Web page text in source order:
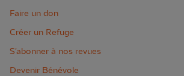
Faire un don
Créer un Refuge
S'abonner à nos revues
Devenir Bénévole